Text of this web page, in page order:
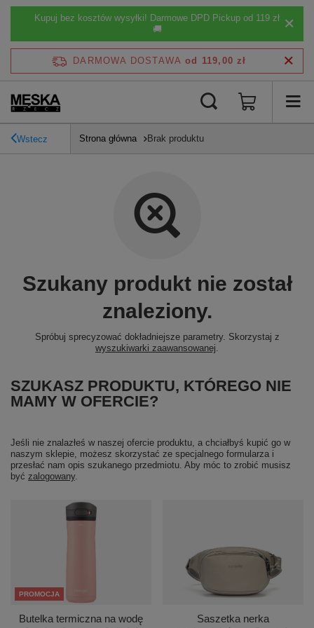
Kupuj bez kosztów wysyłki! Darmowe DPD Pickup od 119 zł
🚚
DARMOWA DOSTAWA od 119,00 zł
Wstecz Strona główna Brak produktu
Szukany produkt nie został
znaleziony.
Spróbuj sprecyzować dokładniejsze parametry. Skorzystaj z
wyszukiwarki zaawansowanej.
SZUKASZ PRODUKTU, KTÓREGO NIE
MAMY W OFERCIE?
Jeśli nie znalazłeś w naszej ofercie produktu, a chciałbyś kupić go w
naszym sklepie, możesz skorzystać ze specjalnego formularza i
przesłać nam opis szukanego przedmiotu. Aby móc to zrobić musisz
być zalogowany.
PROMOCJA
Butelka termiczna na wodę
Saszetka nerka